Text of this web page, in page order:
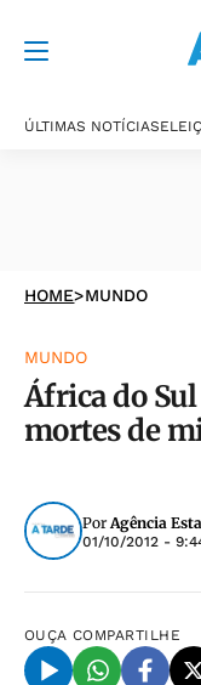
ÚLTIMAS NOTÍCIAS
HOME>MUNDO
MUNDO
África do
mortes de
PorAgência
01/10/2012 -
OUÇA COMPARTILHE